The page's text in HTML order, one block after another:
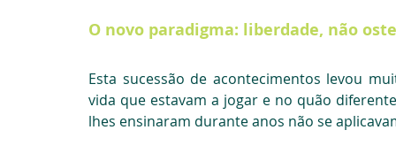
O novo paradigma: liberdade, não
Esta sucessão de acontecimentos levou
vida que estavam a jogar e no quão
lhes ensinaram durante anos não se